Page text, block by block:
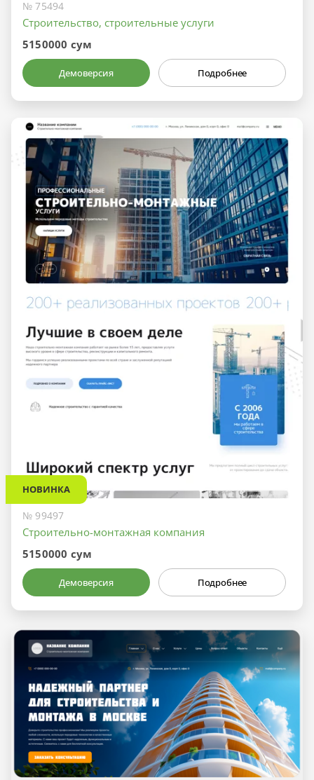
№ 75494
Строительство, строительные услуги
5150000 сум
Демоверсия Подробнее
НОВИНКА
№ 99497
Строительно-монтажная компания
5150000 сум
Демоверсия Подробнее